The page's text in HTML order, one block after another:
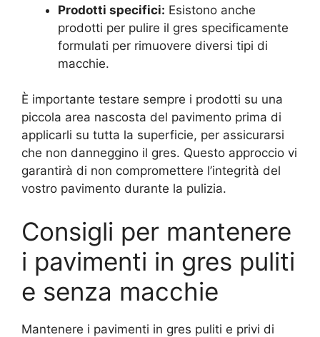
Prodotti specifici: Esistono anche
prodotti per pulire il gres specificamente
formulati per rimuovere diversi tipi di
macchie.
È importante testare sempre i prodotti su una
piccola area nascosta del pavimento prima di
applicarli su tutta la superficie, per assicurarsi
che non danneggino il gres. Questo approccio vi
garantirà di non compromettere l’integrità del
vostro pavimento durante la pulizia.
Consigli per mantenere
i pavimenti in gres puliti
e senza macchie
Mantenere i pavimenti in gres puliti e privi di